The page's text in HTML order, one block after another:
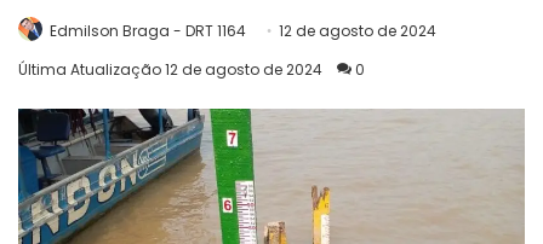
Edmilson Braga - DRT 1164
12 de agosto de 2024
Última Atualização 12 de agosto de 2024
0